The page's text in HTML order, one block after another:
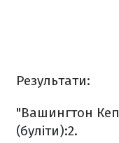
Результати:
"Вашингтон
(буліти):2.